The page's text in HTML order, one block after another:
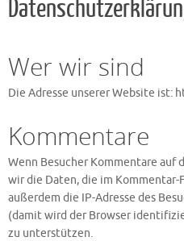
Wer wir sind
Die Adresse unserer Website ist:
Kommentare
Wenn Besucher Kommentare auf
wir die Daten, die im
außerdem die IP-Adresse des
(damit wird der Browser
zu unterstützen.